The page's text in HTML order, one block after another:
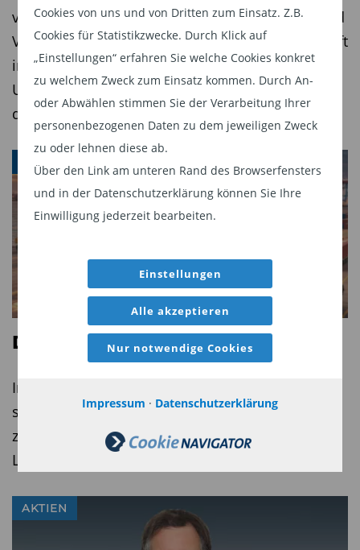
Cookies von uns und von Dritten zum Einsatz. Z.B.
Cookies für Statistikzwecke. Durch Klick auf
„Einstellungen“ erfahren Sie welche Cookies konkret
zu welchem Zweck zum Einsatz kommen. Durch An-
oder Abwählen stimmen Sie der Verarbeitung Ihrer
personenbezogenen Daten zu dem jeweiligen Zweck
zu oder lehnen diese ab.
Über den Link am unteren Rand des Browserfensters
und in der Datenschutzerklärung können Sie Ihre
Einwilligung jederzeit bearbeiten.
Einstellungen
Alle akzeptieren
Nur notwendige Cookies
Impressum · Datenschutzerklärung
versuchen, die zukünftigen großen Gewinner und
Verlierer zu bestimmen. Sie dürften sich dabei oft
irren – wie so oft in Zeiten technologischer
Umbrüche. Für Value-Investoren entstehen
dadurch attraktive Gelegenheiten.
VALUE
Deep Value auf hoher See
Im aktuellen Marktumfeld rückt ein Segment
stärker in den Fokus, das lange Zeit im Schatten
zyklischer Industriewerte stand: die globale
Logistikinfrastruktur.
AKTIEN